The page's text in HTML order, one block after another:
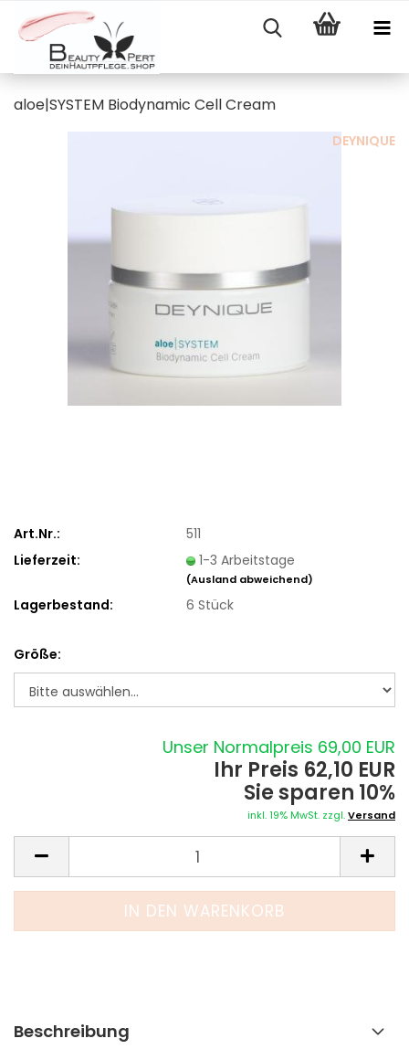
aloe|SYSTEM Biodynamic Cell Cream
DEYNIQUE
Art.Nr.:
511
Lieferzeit:
1-3 Arbeitstage
(Ausland abweichend)
Lagerbestand: 6Stück
Größe:
Unser Normalpreis 69,00 EUR
Ihr Preis 62,10 EUR
Sie sparen 10%
inkl. 19% MwSt. zzgl.Versand
Beschreibung